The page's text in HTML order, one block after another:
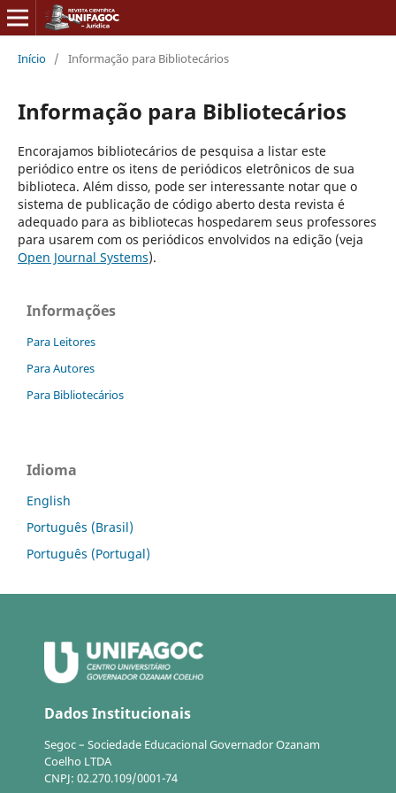
Início / Informação para Bibliotecários
Informação para Bibliotecários
Encorajamos bibliotecários de pesquisa a listar este
periódico entre os itens de periódicos eletrônicos de sua
biblioteca. Além disso, pode ser interessante notar que o
sistema de publicação de código aberto desta revista é
adequado para as bibliotecas hospedarem seus professores
para usarem com os periódicos envolvidos na edição (veja
Open Journal Systems).
Informações
Para Leitores
Para Autores
Para Bibliotecários
Idioma
English
Português (Brasil)
Português (Portugal)
Dados Institucionais
Segoc – Sociedade Educacional Governador Ozanam
Coelho LTDA
CNPJ: 02.270.109/0001-74